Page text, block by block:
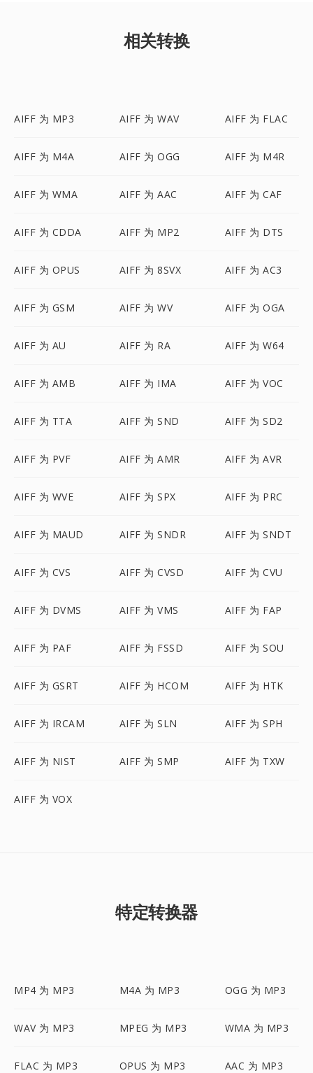
相关转换
AIFF 为 MP3 AIFF 为 WAV AIFF 为 FLAC
AIFF 为 M4A AIFF 为 OGG AIFF 为 M4R
AIFF 为 WMA AIFF 为 AAC AIFF 为 CAF
AIFF 为 CDDA AIFF 为 MP2 AIFF 为 DTS
AIFF 为 OPUS AIFF 为 8SVX AIFF 为 AC3
AIFF 为 GSM AIFF 为 WV AIFF 为 OGA
AIFF 为 AU AIFF 为 RA AIFF 为 W64
AIFF 为 AMB AIFF 为 IMA AIFF 为 VOC
AIFF 为 TTA AIFF 为 SND AIFF 为 SD2
AIFF 为 PVF AIFF 为 AMR AIFF 为 AVR
AIFF 为 WVE AIFF 为 SPX AIFF 为 PRC
AIFF 为 MAUD AIFF 为 SNDR AIFF 为 SNDT
AIFF 为 CVS AIFF 为 CVSD AIFF 为 CVU
AIFF 为 DVMS AIFF 为 VMS AIFF 为 FAP
AIFF 为 PAF AIFF 为 FSSD AIFF 为 SOU
AIFF 为 GSRT AIFF 为 HCOM AIFF 为 HTK
AIFF 为 IRCAM AIFF 为 SLN AIFF 为 SPH
AIFF 为 NIST AIFF 为 SMP AIFF 为 TXW
AIFF 为 VOX
特定转换器
MP4 为 MP3 M4A 为 MP3 OGG 为 MP3
WAV 为 MP3 MPEG 为 MP3 WMA 为 MP3
FLAC 为 MP3 OPUS 为 MP3 AAC 为 MP3